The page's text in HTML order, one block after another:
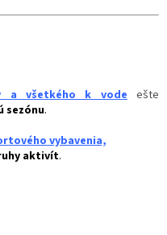
a všetkého k vodeešte
sezónu.
vybavenia,
aktivít.